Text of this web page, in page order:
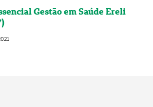
Gestão em Saúde Ereli